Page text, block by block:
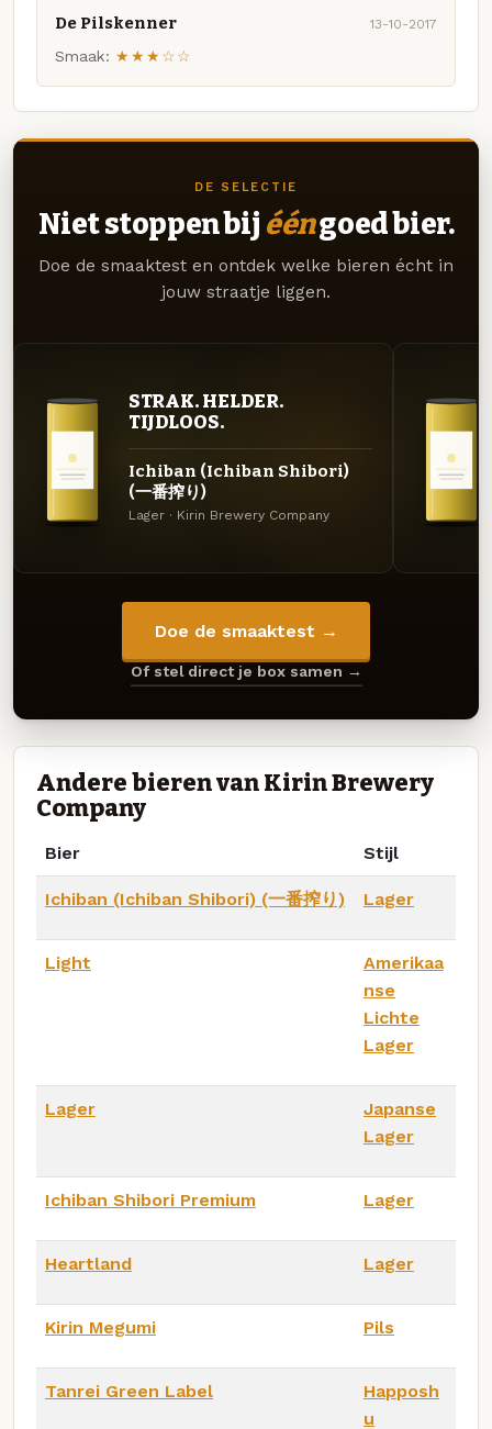
De Pilskenner 13-10-2017
Smaak: ★★★☆☆
DE SELECTIE
Niet stoppen bij ééngoed bier.
Doe de smaaktest en ontdek welke bieren écht in
jouw straatje liggen.
STRAK. HELDER.
TIJDLOOS.
Ichiban (Ichiban Shibori)
(一番搾り)
Lager · Kirin Brewery Company
Doe de smaaktest →
Of stel direct je box samen →
Andere bieren van Kirin Brewery
Company
Bier Stijl
Ichiban (Ichiban Shibori) (一番搾り) Lager
Light
Amerikaa
nse
Lichte
Lager
Lager
Japanse
Lager
Ichiban Shibori Premium Lager
Heartland Lager
Kirin Megumi Pils
Tanrei Green Label
Happosh
u